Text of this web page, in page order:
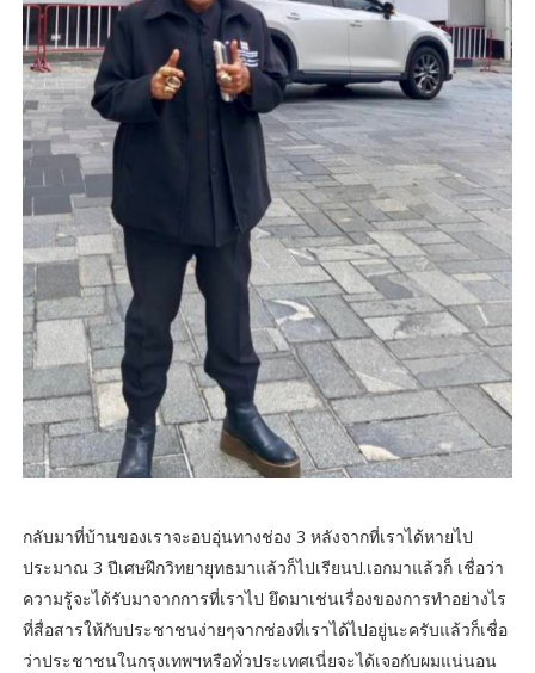
กลับมาที่บ้านของเราจะอบอุ่นทางช่อง 3 หลังจากที่เราได้หายไป
ประมาณ 3 ปีเศษฝึกวิทยายุทธมาแล้วก็ไปเรียนป.เอกมาแล้วก็ เชื่อว่า
ความรู้จะได้รับมาจากการที่เราไป ยึดมาเช่นเรื่องของการทำอย่างไร
ที่สื่อสารให้กับประชาชนง่ายๆจากช่องที่เราได้ไปอยู่นะครับแล้วก็เชื่อ
ว่าประชาชนในกรุงเทพฯหรือทั่วประเทศเนี่ยจะได้เจอกับผมแน่นอน